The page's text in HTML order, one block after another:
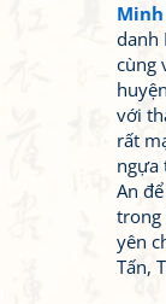
Minh
danh
cùng
với
rất
ngựa
An
trong
yên
Tấn,